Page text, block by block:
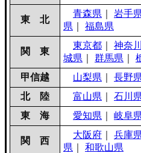
東 北
青森県 岩手
県
福島県
関 東
東京都 神奈
城県
群馬県
甲信越
山梨県 長野
北 陸
富山県 石川
東 海
愛知県 岐阜
関 西
大阪府 兵庫
県
和歌山県